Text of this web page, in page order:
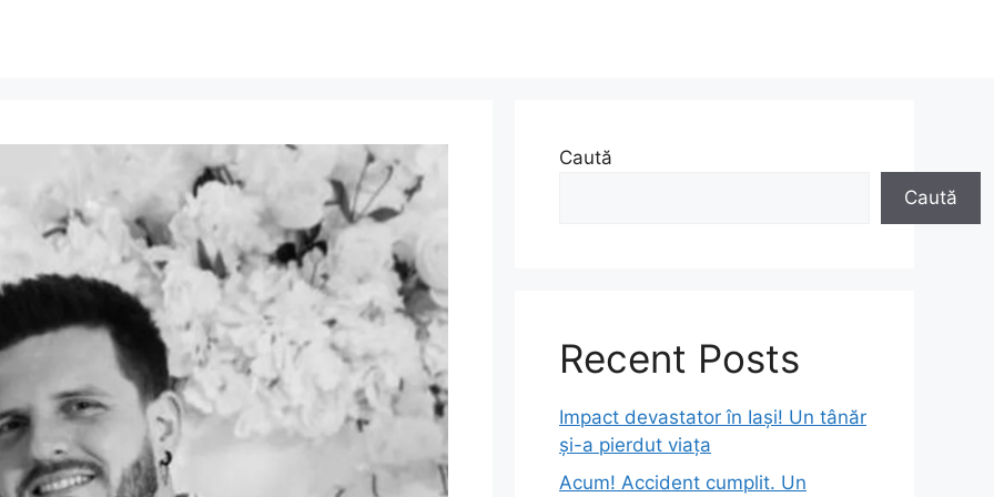
Caută
Caută
Recent Posts
Impact devastator în Iași! Un tânăr
și-a pierdut viața
Acum! Accident cumplit. Un